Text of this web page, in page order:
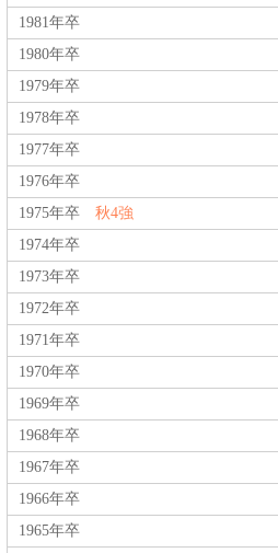
1981年卒
1980年卒
1979年卒
1978年卒
1977年卒
1976年卒
1975年卒 秋4強
1974年卒
1973年卒
1972年卒
1971年卒
1970年卒
1969年卒
1968年卒
1967年卒
1966年卒
1965年卒